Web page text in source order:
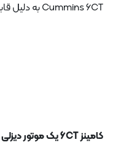
Cummins 6CT به دلیل قابلیت اطمینان و کارایی آن در کاربردهای سنگین ارزش دارد.
کامینز 6CT یک موتور دیزلی محبوب است که به دلیل دوام و عملکرد شناخته شده است.